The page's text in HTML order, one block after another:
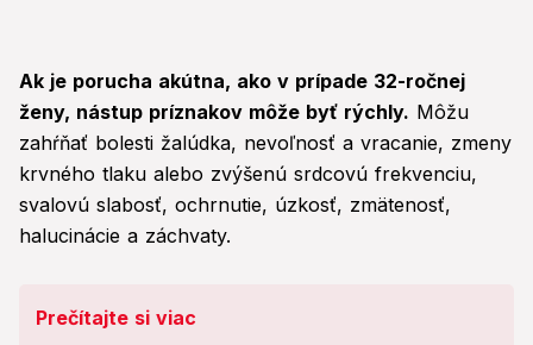
Ak je porucha akútna, ako v prípade 32-ročnej
ženy, nástup príznakov môže byť rýchly. Môžu
zahŕňať bolesti žalúdka, nevoľnosť a vracanie, zmeny
krvného tlaku alebo zvýšenú srdcovú frekvenciu,
svalovú slabosť, ochrnutie, úzkosť, zmätenosť,
halucinácie a záchvaty.
Prečítajte si viac